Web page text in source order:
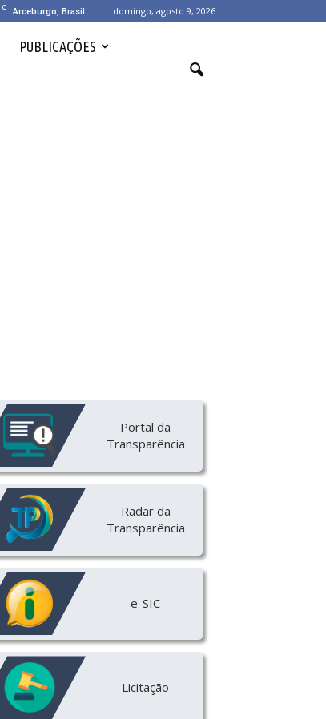
C Arceburgo, Brasil domingo, agosto 9, 2026
PUBLICAÇÕES
Portal da
Transparência
Radar da
Transparência
e-SIC
Licitação